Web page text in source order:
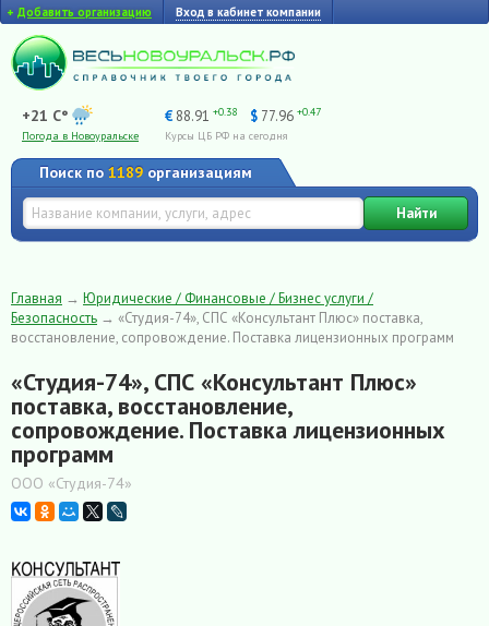
+ Добавить организацию Вход в кабинет компании
+21 C°
Погода в Новоуральске
€ 88.91 +0.38 $ 77.96 +0.47
Курсы ЦБ РФ на сегодня
Поиск по 1189 организациям
Найти
Главная → Юридические / Финансовые / Бизнес услуги /
Безопасность → «Студия-74», СПС «Консультант Плюс» поставка,
восстановление, сопровождение. Поставка лицензионных программ
«Студия-74», СПС «Консультант Плюс»
поставка, восстановление,
сопровождение. Поставка лицензионных
программ
ООО «Студия-74»